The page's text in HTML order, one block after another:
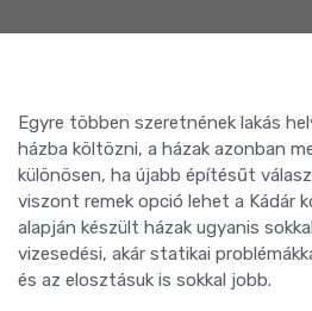
Egyre többen szeretnének lakás
házba költözni, a házak azonban
különösen, ha újabb építésűt
viszont remek opció lehet a Kádár
alapján készült házak ugyanis
vizesedési, akár statikai
és az elosztásuk is sokkal jobb.